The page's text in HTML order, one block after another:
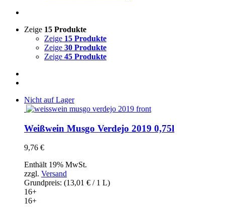
Zeige 15 Produkte
Zeige 15 Produkte
Zeige 30 Produkte
Zeige 45 Produkte
Nicht auf Lager
Weißwein Musgo Verdejo 2019 0,75l
9,76 €
Enthält 19% MwSt.
zzgl. Versand
Grundpreis: (13,01 € / 1 L)
16+
16+